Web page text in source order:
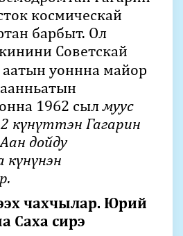
космическай
барбыт. Ол
Советскай
уоннна майор
1962 сылмуус
күнүттэн Гагарин
дойду
күнүнэн
чахчылар. Юрий
Саха сирэ